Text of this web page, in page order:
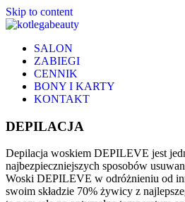
Skip to content
SALON
ZABIEGI
CENNIK
BONY I KARTY
KONTAKT
DEPILACJA
Depilacja woskiem DEPILEVE jest
najbezpieczniejszych sposobów
Woski DEPILEVE w odróżnieniu od
swoim składzie 70% żywicy z